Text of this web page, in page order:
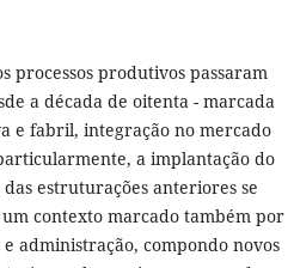
processos produtivos passaram
a década de oitenta - marcada
e fabril, integração no mercado
a implantação do
estruturações anteriores se
contexto marcado também por
administração, compondo novos